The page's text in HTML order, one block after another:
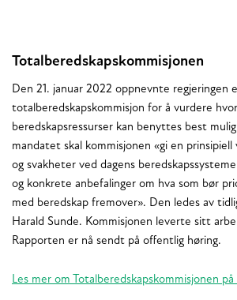
Totalberedskapskommisjonen
Den 21. januar 2022 oppnevnte regjeringen
totalberedskapskommisjon for å vurdere
beredskapsressurser kan benyttes best
mandatet skal kommisjonen «gi en
og svakheter ved dagens
og konkrete anbefalinger om hva som bør
med beredskap fremover». Den ledes av
Harald Sunde. Kommisjonen leverte sitt
Rapporten er nå sendt på offentlig høring.
Les mer om Totalberedskapskommisjonen på